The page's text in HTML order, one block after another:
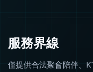
服務界線
僅提供合法聚會陪伴、